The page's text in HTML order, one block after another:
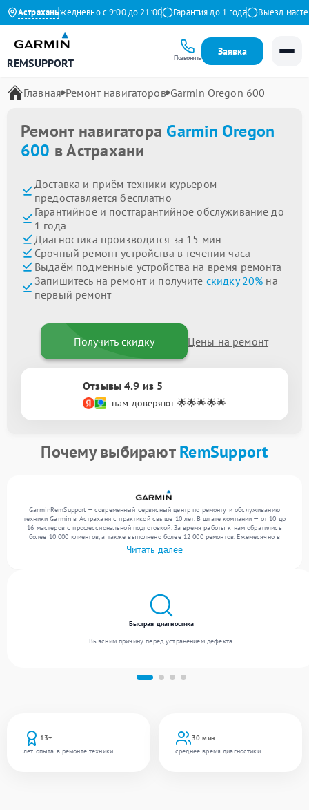
Астрахань
Яндекс Ежедневно с 9:00 до 21:00 Гарантия до 1 года Выезд мастера
REMSUPPORT Позвонить
Заявка
Главная Ремонт навигаторов Garmin Oregon 600
Ремонт навигатора Garmin Oregon
600 в Астрахани
Доставка и приём техники курьером
предоставляется бесплатно
Гарантийное и постгарантийное обслуживание до
1 года
Диагностика производится за 15 мин
Срочный ремонт устройства в течении часа
Выдаём подменные устройства на время ремонта
Запишитесь на ремонт и получите скидку 20% на
первый ремонт
Получить скидку Цены на ремонт
Отзывы 4.9 из 5
нам доверяют 🌟🌟🌟🌟🌟
Почему выбираютRemSupport
GarminRemSupport — современный сервисный центр по ремонту и обслуживанию
техники Garmin в Астрахани с практикой свыше 10 лет. В штате компании — от 10 до
16 мастеров с профессиональной подготовкой. За время работы к нам обратились
более 10 000 клиентов, а также выполнено более 12 000 ремонтов. Ежемесячно в
сервисный центр поступает свыше 300 единиц техники, включая , , . Мы устраняем
поломки любой сложности и обеспечиваем надежный результат благодаря
Читать далее
13+
лет опыта в ремонте техники
30 мин
среднее время диагностики
Быстрая диагностика
Выясним причину перед устранением дефекта.